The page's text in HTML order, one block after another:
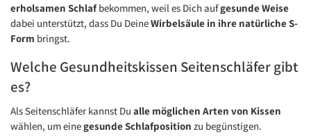
erholsamen Schlafbekommen, weil es Dich aufgesunde Weise
dabei unterstützt, dass Du DeineWirbelsäule in ihre natürliche S-
Form bringst.
Welche Gesundheitskissen Seitenschläfer gibt
es?
Als Seitenschläfer kannst Du alle möglichen Arten von Kissen
wählen, um einegesunde Schlafposition zu begünstigen.